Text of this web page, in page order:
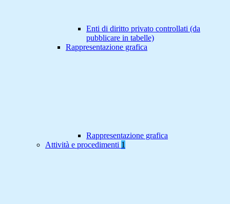
Enti di diritto privato controllati (da
pubblicare in tabelle)
Rappresentazione grafica
Rappresentazione grafica
Attività e procedimenti 1